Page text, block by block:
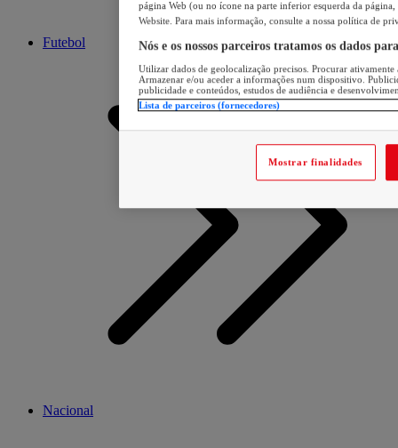
Futebol
Nacional
página Web (ou no ícone na parte inferior esquerda da página,
Website. Para mais informação, consulte a nossa política de
Nós e os nossos parceiros tratamos os dados
Utilizar dados de geolocalização precisos. Procurar
Armazenar e/ou aceder a informações num dispositivo.
publicidade e conteúdos, estudos de audiência e
Lista de parceiros (fornecedores)
Mostrar finalidades